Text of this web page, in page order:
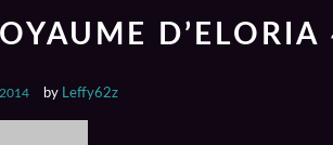
by Leffy62z